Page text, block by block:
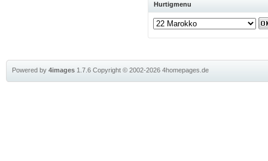
Hurtigmenu
Powered by 4images 1.7.6 Copyright © 2002-2026 4homepages.de